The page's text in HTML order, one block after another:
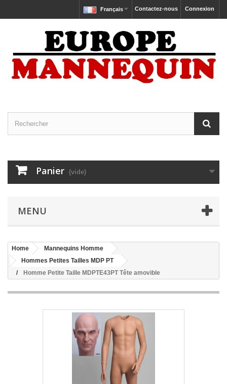
Connexion
Contactez-nous
Français
Panier (vide)
MENU
Home
Mannequins Homme
Hommes Petites Tailles MDP PT
Homme Petite Taille MDPTE43PT Tête amovible